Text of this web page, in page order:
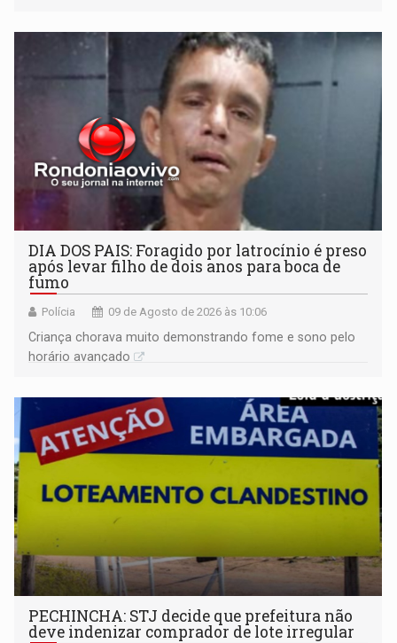
DIA DOS PAIS: Foragido por latrocínio é preso
após levar filho de dois anos para boca de
fumo
Polícia 09 de Agosto de 2026 às 10:06
Criança chorava muito demonstrando fome e sono pelo
horário avançado
PECHINCHA: STJ decide que prefeitura não
deve indenizar comprador de lote irregular